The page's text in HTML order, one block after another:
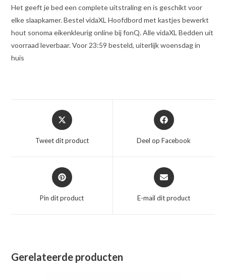
Het geeft je bed een complete uitstraling en is geschikt voor
elke slaapkamer. Bestel vidaXL Hoofdbord met kastjes bewerkt
hout sonoma eikenkleurig online bij fonQ. Alle vidaXL Bedden uit
voorraad leverbaar. Voor 23:59 besteld, uiterlijk woensdag in
huis
Opent
in
nieuw
Tweet dit product
Opent
in
nieuw
Deel op Facebook
Opent
in
nieuw
Pin dit product
Opent
in
nieuw
E-mail dit product
Gerelateerde producten